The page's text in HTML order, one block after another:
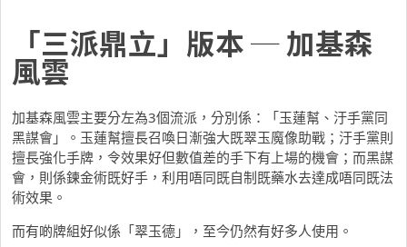
「三派鼎立」版本 ─ 加基森
風雲
加基森風雲主要分左為3個流派，分別係：「玉蓮幫、汙手黨同
黑謀會」。玉蓮幫擅長召喚日漸強大既翠玉魔像助戰；汙手黨則
擅長強化手牌，令效果好但數值差的手下有上場的機會；而黑謀
會，則係鍊金術既好手，利用唔同既自制既藥水去達成唔同既法
術效果。
而有啲牌組好似係「翠玉德」，至今仍然有好多人使用。